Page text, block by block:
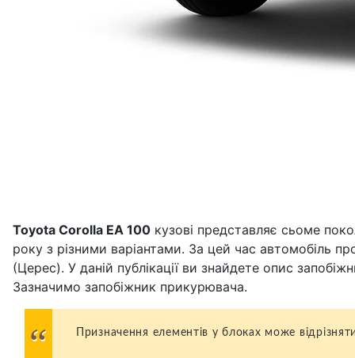
Toyota Corolla ЕА 100 кузові представляє сьоме
року з різними варіантами. За цей час автомобіль
(Церес). У даній публікації ви знайдете опис
Зазначимо запобіжник прикурювача.
Призначення елементів у блоках може